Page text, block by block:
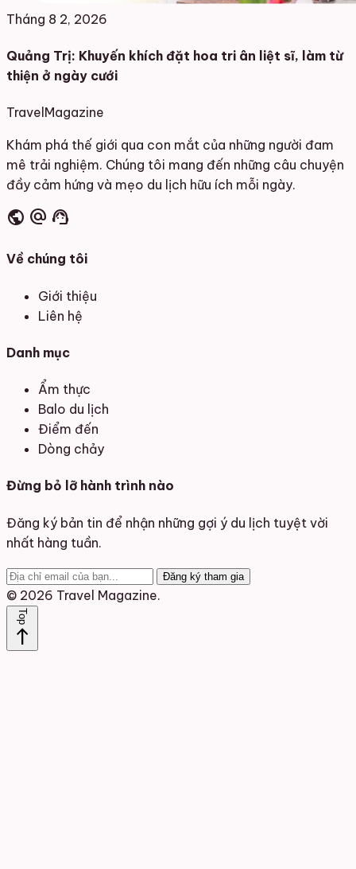
Tháng 8 2, 2026
Quảng Trị: Khuyến khích đặt hoa tri ân liệt sĩ, làm từ
thiện ở ngày cưới
Travel Magazine
Khám phá thế giới qua con mắt của những người đam
mê trải nghiệm. Chúng tôi mang đến những câu chuyện
đầy cảm hứng và mẹo du lịch hữu ích mỗi ngày.
public alternate_email support_agent
Về chúng tôi
Giới thiệu
Liên hệ
Danh mục
Ẩm thực
Balo du lịch
Điểm đến
Dòng chảy
Đừng bỏ lỡ hành trình nào
Đăng ký bản tin để nhận những gợi ý du lịch tuyệt vời
nhất hàng tuần.
Đăng ký tham gia
© 2026 Travel Magazine.
Top
north